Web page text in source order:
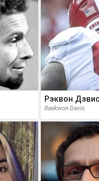
Рэквон Дэвис
Raekwon Davis